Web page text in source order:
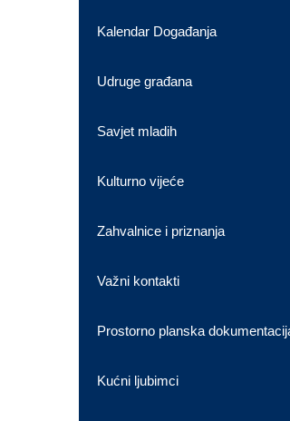
Kalendar Događanja
Udruge građana
Savjet mladih
Kulturno vijeće
Zahvalnice i priznanja
Važni kontakti
Prostorno planska
Kućni ljubimci